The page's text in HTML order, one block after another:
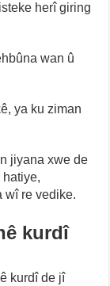
herî giring
wan û
ya ku ziman
jiyana xwe de
wî re vedike.
kurdî
kurdî de jî